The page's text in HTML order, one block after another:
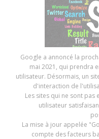
Google a annoncé la
mai 2021, qui prendra
utilisateur. Désormais, un
d'interaction de
Les sites qui ne sont pas
utilisateur
La mise à jour appelée
compte des facteurs